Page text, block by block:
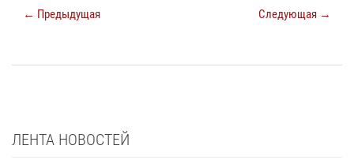
← Предыдущая Следующая →
ЛЕНТА НОВОСТЕЙ